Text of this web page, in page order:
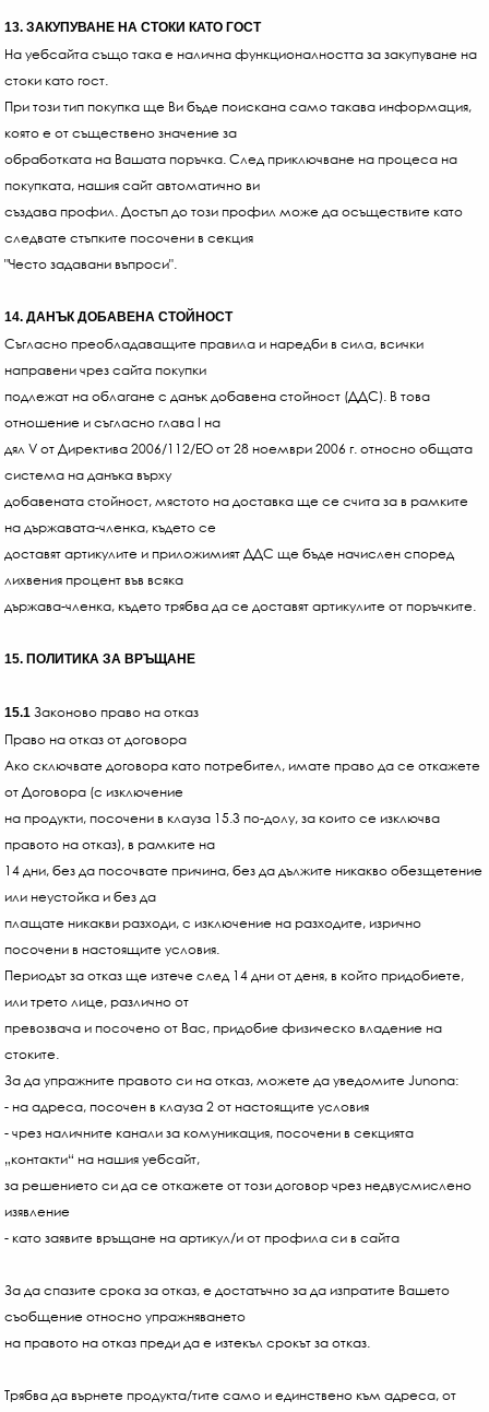
13. ЗАКУПУВАНЕ НА СТОКИ КАТО ГОСТ
На уебсайта също така е налична функционалността за закупуване на
стоки като гост.
При този тип покупка ще Ви бъде поискана само такава информация,
която е от съществено значение за
обработката на Вашата поръчка. След приключване на процеса на
покупката, нашия сайт автоматично ви
създава профил. Достъп до този профил може да осъществите като
следвате стъпките посочени в секция
"Често задавани въпроси".
14. ДАНЪК ДОБАВЕНА СТОЙНОСТ
Съгласно преобладаващите правила и наредби в сила, всички
направени чрез сайта покупки
подлежат на облагане с данък добавена стойност (ДДС). В това
отношение и съгласно глава I на
дял V от Директива 2006/112/ЕО от 28 ноември 2006 г. относно общата
система на данъка върху
добавената стойност, мястото на доставка ще се счита за в рамките
на държавата-членка, където се
доставят артикулите и приложимият ДДС ще бъде начислен според
лихвения процент във всяка
държава-членка, където трябва да се доставят артикулите от поръчките.
15. ПОЛИТИКА ЗА ВРЪЩАНЕ
15.1 Законово право на отказ
Право на отказ от договора
Ако сключвате договора като потребител, имате право да се откажете
от Договора (с изключение
на продукти, посочени в клауза 15.3 по-долу, за които се изключва
правото на отказ), в рамките на
14 дни, без да посочвате причина, без да дължите никакво обезщетение
или неустойка и без да
плащате никакви разходи, с изключение на разходите, изрично
посочени в настоящите условия.
Периодът за отказ ще изтече след 14 дни от деня, в който придобиете,
или трето лице, различно от
превозвача и посочено от Вас, придобие физическо владение на
стоките.
За да упражните правото си на отказ, можете да уведомите Junona:
- на адреса, посочен в клауза 2 от настоящите условия
- чрез наличните канали за комуникация, посочени в секцията
„контакти“ на нашия уебсайт,
за решението си да се откажете от този договор чрез недвусмислено
изявление
- като заявите връщане на артикул/и от профила си в сайта
За да спазите срока за отказ, е достатъчно за да изпратите Вашето
съобщение относно упражняването
на правото на отказ преди да е изтекъл срокът за отказ.
Трябва да върнете продукта/тите само и единствено към адреса, от